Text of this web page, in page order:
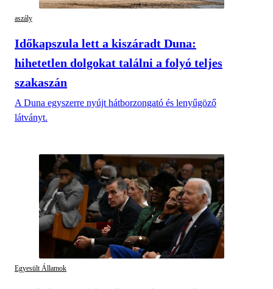
aszály
Időkapszula lett a kiszáradt Duna:
hihetetlen dolgokat találni a folyó teljes
szakaszán
A Duna egyszerre nyújt hátborzongató és lenyűgöző
látványt.
Egyesült Államok